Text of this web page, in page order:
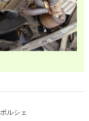
ポルシェ